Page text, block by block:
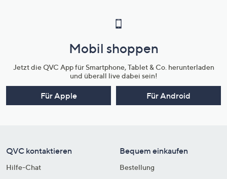
Mobil shoppen
Jetzt die QVC App für Smartphone, Tablet & Co. herunterladen
und überall live dabei sein!
Für Apple Für Android
QVC kontaktieren
Hilfe-Chat
Bequem einkaufen
Bestellung